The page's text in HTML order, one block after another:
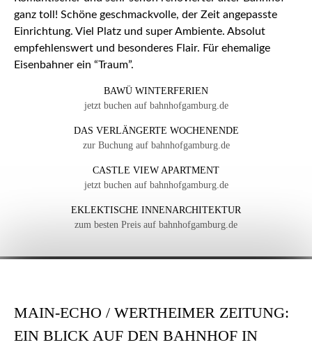
ganz toll! Schöne geschmackvolle, der Zeit angepasste
Einrichtung. Viel Platz und super Ambiente. Absolut
empfehlenswert und besonderes Flair. Für ehemalige
Eisenbahner ein “Traum”.
BAWÜ WINTERFERIEN
jetzt buchen auf bahnhofgamburg.de
DAS VERLÄNGERTE WOCHENENDE
zur Buchung auf bahnhofgamburg.de
CASTLE VIEW APARTMENT
jetzt buchen auf bahnhofgamburg.de
EKLEKTISCHE INNENARCHITEKTUR
zum besten Preis auf bahnhofgamburg.de
MAIN-ECHO / WERTHEIMER ZEITUNG:
EIN BLICK AUF DEN BAHNHOF IN